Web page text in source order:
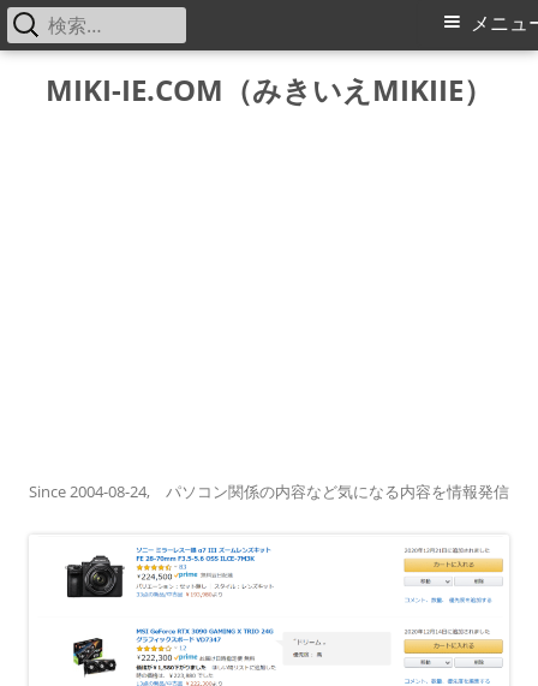
MIKI-IE.COM（みきいえMIKIIE）
Since 2004-08-24, パソコン関係の内容など気になる内容を情報発信
メ
メニュ
検
索: